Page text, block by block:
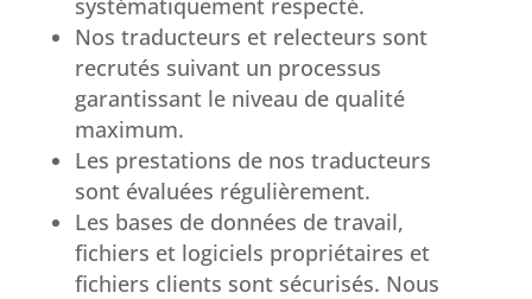
systématiquement respecté.
Nos traducteurs et relecteurs sont
recrutés suivant un processus
garantissant le niveau de qualité
maximum.
Les prestations de nos traducteurs
sont évaluées régulièrement.
Les bases de données de travail,
fichiers et logiciels propriétaires et
fichiers clients sont sécurisés. Nous